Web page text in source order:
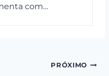
com…
PRÓXIMO